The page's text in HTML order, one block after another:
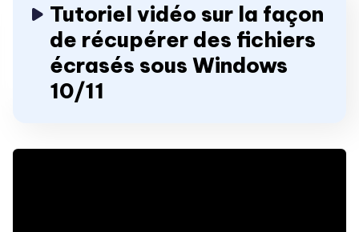
Tutoriel vidéo sur la façon
de récupérer des fichiers
écrasés sous Windows
10/11